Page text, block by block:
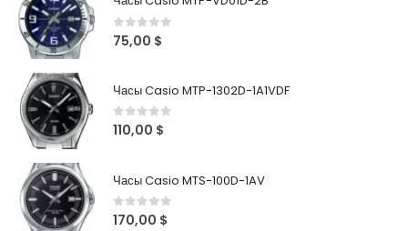
0out of 5
75,00 $
Часы Casio MTP-1302D-1A1VDF
0out of 5
110,00 $
Часы Casio MTS-100D-1AV
0out of 5
170,00 $